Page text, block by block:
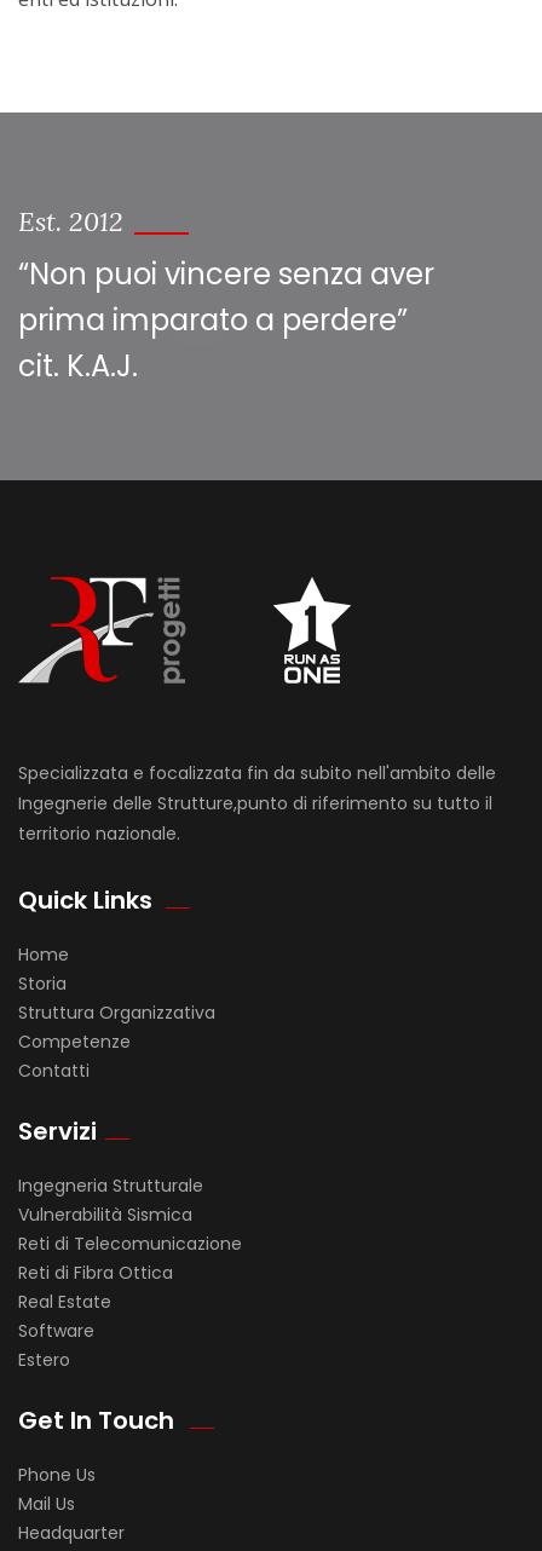
Est. 2012
“Non puoi vincere senza aver
prima imparato a perdere”
cit. K.A.J.
Specializzata e focalizzata fin da subito nell'ambito delle
Ingegnerie delle Strutture,punto di riferimento su tutto il
territorio nazionale.
Quick Links
Home
Storia
Struttura Organizzativa
Competenze
Contatti
Servizi
Ingegneria Strutturale
Vulnerabilità Sismica
Reti di Telecomunicazione
Reti di Fibra Ottica
Real Estate
Software
Estero
Get In Touch
Phone Us
Mail Us
Headquarter